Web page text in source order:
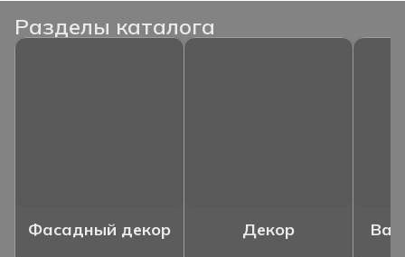
Разделы каталога
Фасадный декор Декор